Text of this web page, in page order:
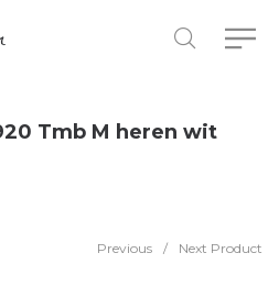
Tmb M heren wit
Previous / Next Product